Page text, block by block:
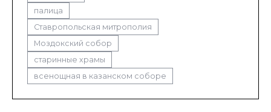
палица
Ставропольская митрополия
Моздокский собор
старинные храмы
всенощная в казанском соборе